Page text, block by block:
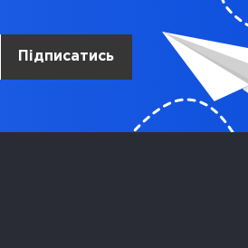
Підписатись